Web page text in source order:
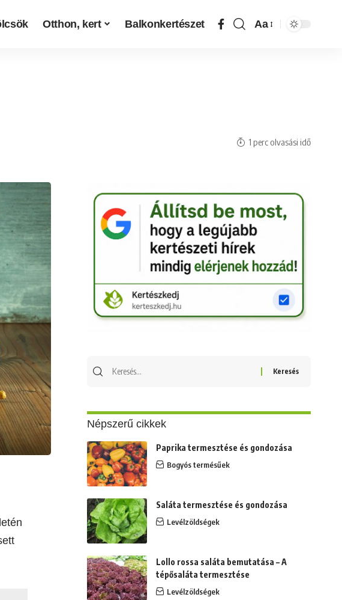
Otthon, kert Balkonkertészet Aa
1 perc olvasási idő
Népszerű cikkek
Paprika termesztése és gondozása
Bogyós termésűek
Saláta termesztése és gondozása
Levélzöldségek
Lollo rossa saláta bemutatása – A
tépősaláta termesztése
Levélzöldségek